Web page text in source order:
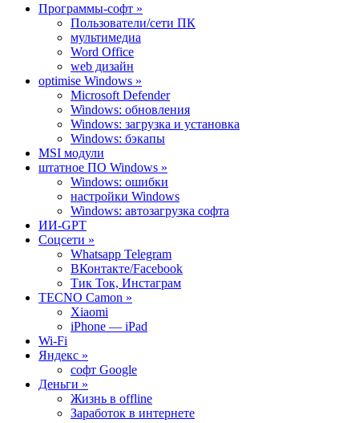
Программы-софт »
Пользователи/сети ПК
мультимедиа
Word Office
web дизайн
optimise Windows »
Microsoft Defender
Windows: обновления
Windows: загрузка и установка
Windows: бэкапы
MSI модули
штатное ПО Windows »
Windows: ошибки
настройки Windows
Windows: автозагрузка софта
ИИ-GPT
Cоцсети »
Whatsapp Telegram
ВКонтакте/Facebook
Тик Ток, Инстаграм
TECNO Camon »
Xiaomi
iPhone — iPad
Wi-Fi
Яндекс »
софт Google
Деньги »
Жизнь в offline
Заработок в интернете